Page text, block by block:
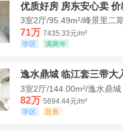
优质好房 房东安心卖 价
3室2厅/95.49m²/峰景里二
71万 7435.33元/m²
学区
满两年
逸水鼎城 临江套三带大
3室2厅/144.00m²/逸水鼎城
82万 5694.44元/m²
学区
急售